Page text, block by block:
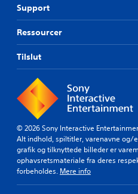
Support
Ressourcer
Tilslut
© 2026 Sony Interactive
Alt indhold, spiltitler, varenavne
grafik og tilknyttede billeder er
ophavsretsmateriale fra deres
forbeholdes. Mere info